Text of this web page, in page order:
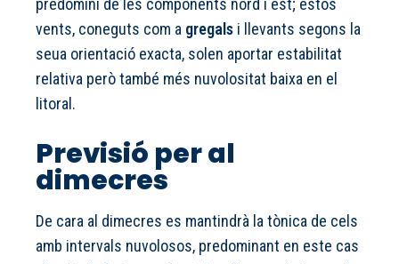
predomini de les components nord i est; estos
vents, coneguts com a gregals i llevants segons la
seua orientació exacta, solen aportar estabilitat
relativa però també més nuvolositat baixa en el
litoral.
Previsió per al
dimecres
De cara al dimecres es mantindrà la tònica de cels
amb intervals nuvolosos, predominant en este cas